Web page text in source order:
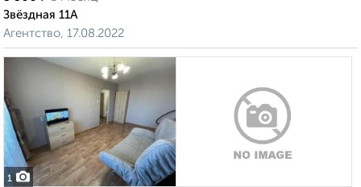
Звёздная 11А
Агентство, 17.08.2022
1